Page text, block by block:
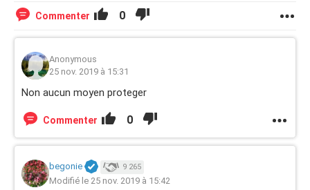
Commenter 0
Anonymous
25 nov. 2019 à 15:31
Non aucun moyen proteger
Commenter 0
begonie 9 265
Modifié le 25 nov. 2019 à 15:42